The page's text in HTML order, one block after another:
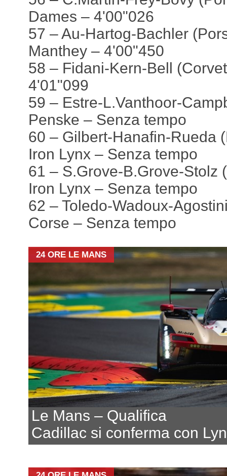
Dames – 4'00"026
57 – Au-Hartog-Bachler
Manthey – 4'00"450
58 – Fidani-Kern-Bell
4'01"099
59 – Estre-L.Vanthoor-
Penske – Senza tempo
60 – Gilbert-Hanafin-Rueda
Iron Lynx – Senza tempo
61 – S.Grove-B.Grove-Stolz
Iron Lynx – Senza tempo
62 – Toledo-Wadoux-
Corse – Senza tempo
24 ORE LE MANS
Le Mans – Qualifica
Cadillac si conferma con